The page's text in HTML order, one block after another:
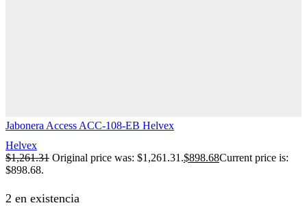
Jabonera Access ACC-108-EB Helvex
Helvex
$1,261.31 Original price was: $1,261.31.$898.68Current price is:
$898.68.
2 en existencia